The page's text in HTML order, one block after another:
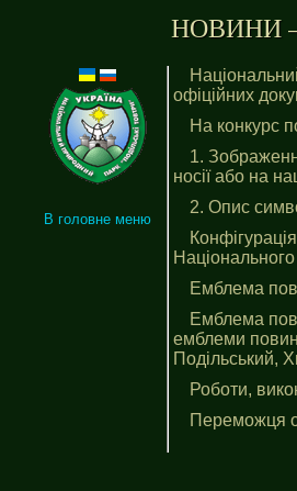
НОВИНИ –
В головне меню
офіційних
На конкурс
1.
носії або на
2. Опис
Емблема
Емблема
емблеми
Подільський,
Роботи,
Переможця